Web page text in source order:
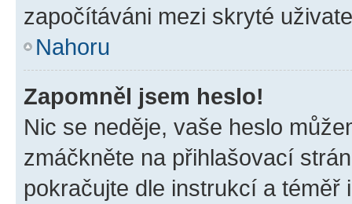
započítáváni mezi skryté
Nahoru
Zapomněl jsem heslo!
Nic se neděje, vaše heslo
zmáčkněte na přihlašovací
pokračujte dle instrukcí a téměř